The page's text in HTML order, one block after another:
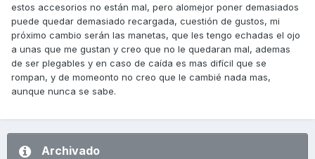
estos accesorios no están mal, pero alomejor poner demasiados
puede quedar demasiado recargada, cuestión de gustos, mi
próximo cambio serán las manetas, que les tengo echadas el ojo
a unas que me gustan y creo que no le quedaran mal, ademas
de ser plegables y en caso de caída es mas difícil que se
rompan, y de momeonto no creo que le cambié nada mas,
aunque nunca se sabe.
Archivado